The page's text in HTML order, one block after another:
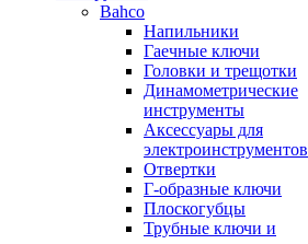
Bahco
Напильники
Гаечные ключи
Головки и трещотки
Динамометрические
инструменты
Аксессуары для
электроинструментов
Отвертки
Г-образные ключи
Плоскогубцы
Трубные ключи и